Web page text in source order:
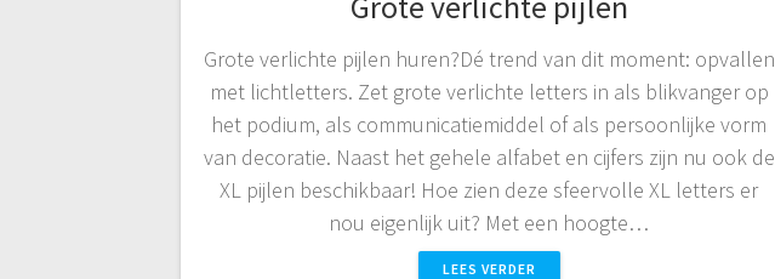
Grote verlichte pijlen huren?Dé trend van dit moment: opvallen
met lichtletters. Zet grote verlichte letters in als blikvanger op
het podium, als communicatiemiddel of als persoonlijke vorm
van decoratie. Naast het gehele alfabet en cijfers zijn nu ook de
XL pijlen beschikbaar! Hoe zien deze sfeervolle XL letters er
nou eigenlijk uit? Met een hoogte…
LEES VERDER